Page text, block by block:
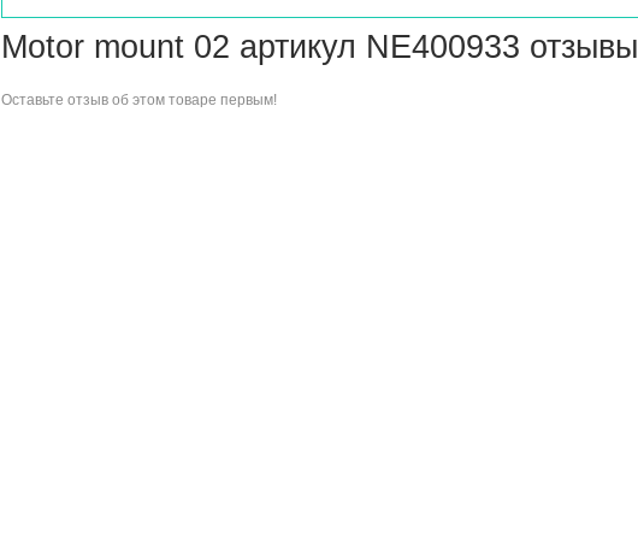
Motor mount 02 артикул NE400933 отзывы
Оставьте отзыв об этом товаре первым!